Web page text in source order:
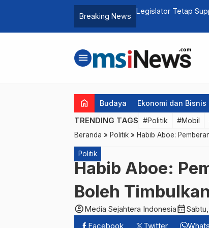
Breaking News
Legislator Tetap
menu
home Budaya Ekonomi dan Bisnis
TRENDING TAGS #Politik #Mobil
Beranda » Politik » Habib Aboe:
Politik
Habib Aboe:
Boleh
account_circleMedia Sejahtera Indonesiacalendar_month
Facebook
Twitter